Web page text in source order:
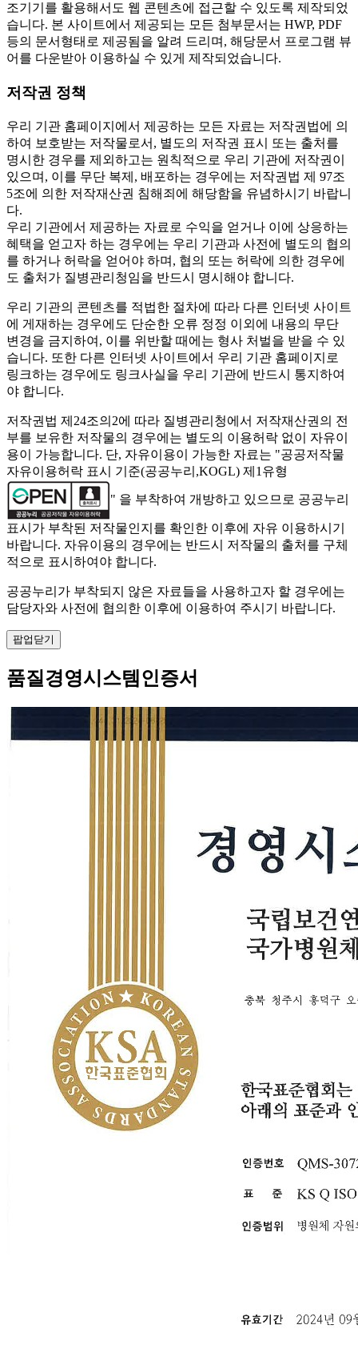
조기기를 활용해서도 웹 콘텐츠에 접근할 수 있도록 제작되었
습니다. 본 사이트에서 제공되는 모든 첨부문서는 HWP, PDF
등의 문서형태로 제공됨을 알려 드리며, 해당문서 프로그램 뷰
어를 다운받아 이용하실 수 있게 제작되었습니다.
저작권 정책
우리 기관 홈페이지에서 제공하는 모든 자료는 저작권법에 의
하여 보호받는 저작물로서, 별도의 저작권 표시 또는 출처를
명시한 경우를 제외하고는 원칙적으로 우리 기관에 저작권이
있으며, 이를 무단 복제, 배포하는 경우에는 저작권법 제 97조
5조에 의한 저작재산권 침해죄에 해당함을 유념하시기 바랍니
다.
우리 기관에서 제공하는 자료로 수익을 얻거나 이에 상응하는
혜택을 얻고자 하는 경우에는 우리 기관과 사전에 별도의 협의
를 하거나 허락을 얻어야 하며, 협의 또는 허락에 의한 경우에
도 출처가 질병관리청임을 반드시 명시해야 합니다.
우리 기관의 콘텐츠를 적법한 절차에 따라 다른 인터넷 사이트
에 게재하는 경우에도 단순한 오류 정정 이외에 내용의 무단
변경을 금지하여, 이를 위반할 때에는 형사 처벌을 받을 수 있
습니다. 또한 다른 인터넷 사이트에서 우리 기관 홈페이지로
링크하는 경우에도 링크사실을 우리 기관에 반드시 통지하여
야 합니다.
저작권법 제24조의2에 따라 질병관리청에서 저작재산권의 전
부를 보유한 저작물의 경우에는 별도의 이용허락 없이 자유이
용이 가능합니다. 단, 자유이용이 가능한 자료는 "공공저작물
자유이용허락 표시 기준(공공누리,KOGL) 제1유형
" 을 부착하여 개방하고 있으므로 공공누리
표시가 부착된 저작물인지를 확인한 이후에 자유 이용하시기
바랍니다. 자유이용의 경우에는 반드시 저작물의 출처를 구체
적으로 표시하여야 합니다.
공공누리가 부착되지 않은 자료들을 사용하고자 할 경우에는
담당자와 사전에 협의한 이후에 이용하여 주시기 바랍니다.
팝업닫기
품질경영시스템인증서